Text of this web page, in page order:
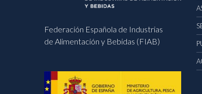
Federación Española de Industrias
de Alimentación y Bebidas (FIAB)